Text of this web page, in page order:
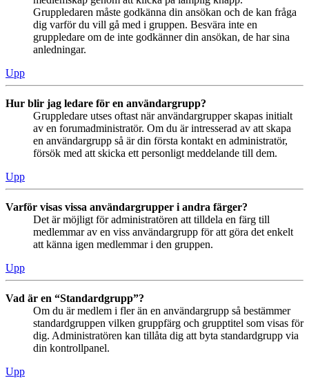
Gruppledaren måste godkänna din ansökan och de kan fråga
dig varför du vill gå med i gruppen. Besvära inte en
gruppledare om de inte godkänner din ansökan, de har sina
anledningar.
Upp
Hur blir jag ledare för en användargrupp?
Gruppledare utses oftast när användargrupper skapas initialt
av en forumadministratör. Om du är intresserad av att skapa
en användargrupp så är din första kontakt en administratör,
försök med att skicka ett personligt meddelande till dem.
Upp
Varför visas vissa användargrupper i andra färger?
Det är möjligt för administratören att tilldela en färg till
medlemmar av en viss användargrupp för att göra det enkelt
att känna igen medlemmar i den gruppen.
Upp
Vad är en “Standardgrupp”?
Om du är medlem i fler än en användargrupp så bestämmer
standardgruppen vilken gruppfärg och grupptitel som visas för
dig. Administratören kan tillåta dig att byta standardgrupp via
din kontrollpanel.
Upp